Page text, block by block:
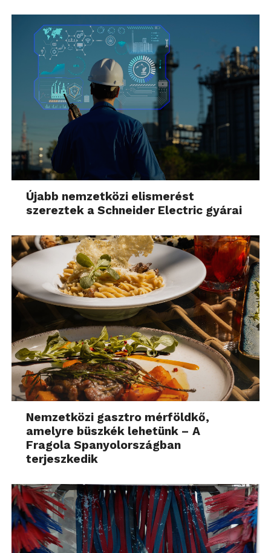
Újabb nemzetközi elismerést
szereztek a Schneider Electric gyárai
Nemzetközi gasztro mérföldkő,
amelyre büszkék lehetünk – A
Fragola Spanyolországban
terjeszkedik